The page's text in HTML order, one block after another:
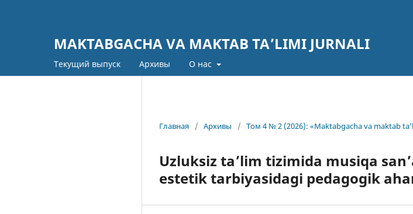
MAKTABGACHA VA MAKTAB TA’LIMI JURNALI
Текущий выпуск Архивы О нас
Главная / Архивы / Том 4 № 2 (2026): «Maktabgacha va maktab
Uzluksiz ta’lim tizimida musiqa
estetik tarbiyasidagi pedagogik